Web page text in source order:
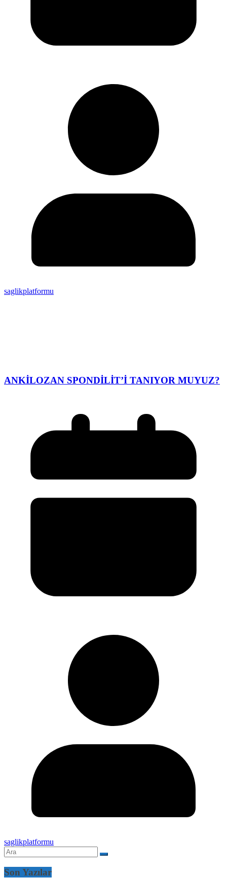
saglikplatformu
ANKİLOZAN SPONDİLİT’İ TANIYOR MUYUZ?
saglikplatformu
Son Yazılar